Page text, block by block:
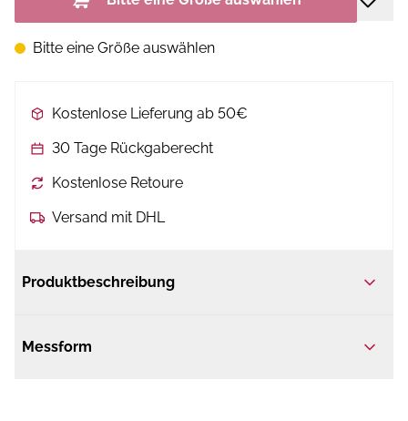
Bitte eine Größe auswählen
Kostenlose Lieferung ab 50€
30 Tage Rückgaberecht
Kostenlose Retoure
Versand mit DHL
Produktbeschreibung
Messform